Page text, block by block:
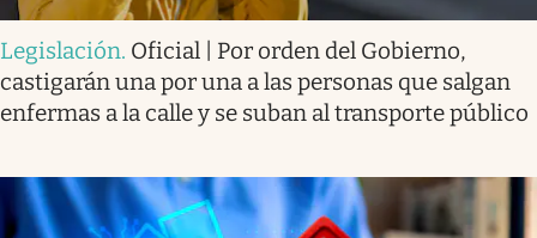
Legislación. Oficial | Por orden del Gobierno,
castigarán una por una a las personas que salgan
enfermas a la calle y se suban al transporte público